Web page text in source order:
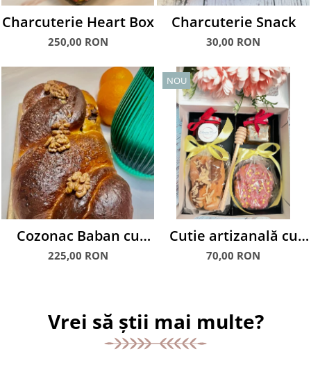
Charcuterie Heart Box
250,00 RON
Charcuterie Snack
30,00 RON
Cozonac Baban cu
mac si nuca, 1.5 kg
225,00 RON
NOU
Cutie artizanală cu
mini-checuri, dulceață
70,00 RON
Vrei să știi mai multe?